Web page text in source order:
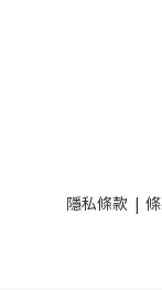
隱私條款 |